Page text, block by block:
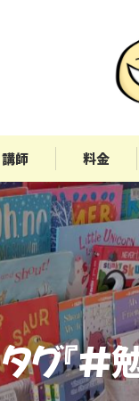
講師 料金
タグ『#